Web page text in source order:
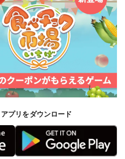
プリをダウンロード